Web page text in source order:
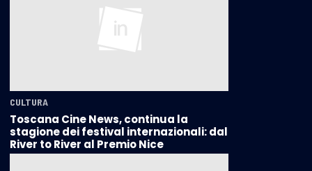
CULTURA
Toscana Cine News, continua la
stagione dei festival internazionali: dal
River to River al Premio Nice